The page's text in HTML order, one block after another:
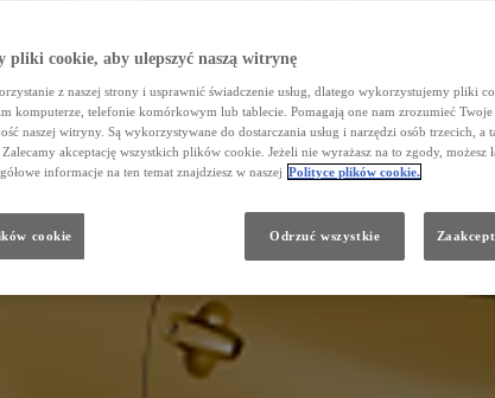
pliki cookie, aby ulepszyć naszą witrynę
z naszej strony i usprawnić świadczenie usług, dlatego wykorzystujemy pliki
komputerze, telefonie komórkowym lub tablecie. Pomagają one nam zrozumieć
naszej witryny. Są wykorzystywane do dostarczania usług i narzędzi osób trzecich, a
akceptację wszystkich plików cookie. Jeżeli nie wyrażasz na to zgody, możesz
informacje na ten temat znajdziesz w naszej Polityce plików cookie.
cookie Odrzuć wszystkie